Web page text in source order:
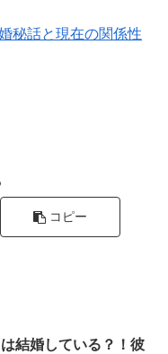
秘話と現在の関係性
コピー
結婚している？！彼